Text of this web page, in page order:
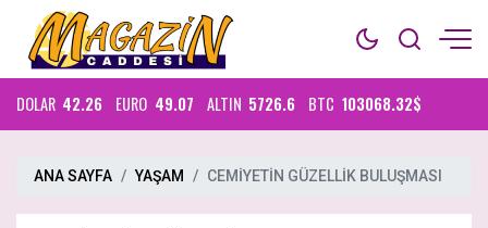
DOLAR 42.26 EURO 49.07 ALTIN 5726.6 BTC 103068.32$
ANA SAYFA YAŞAM CEMİYETİN GÜZELLİK BULUŞMASI